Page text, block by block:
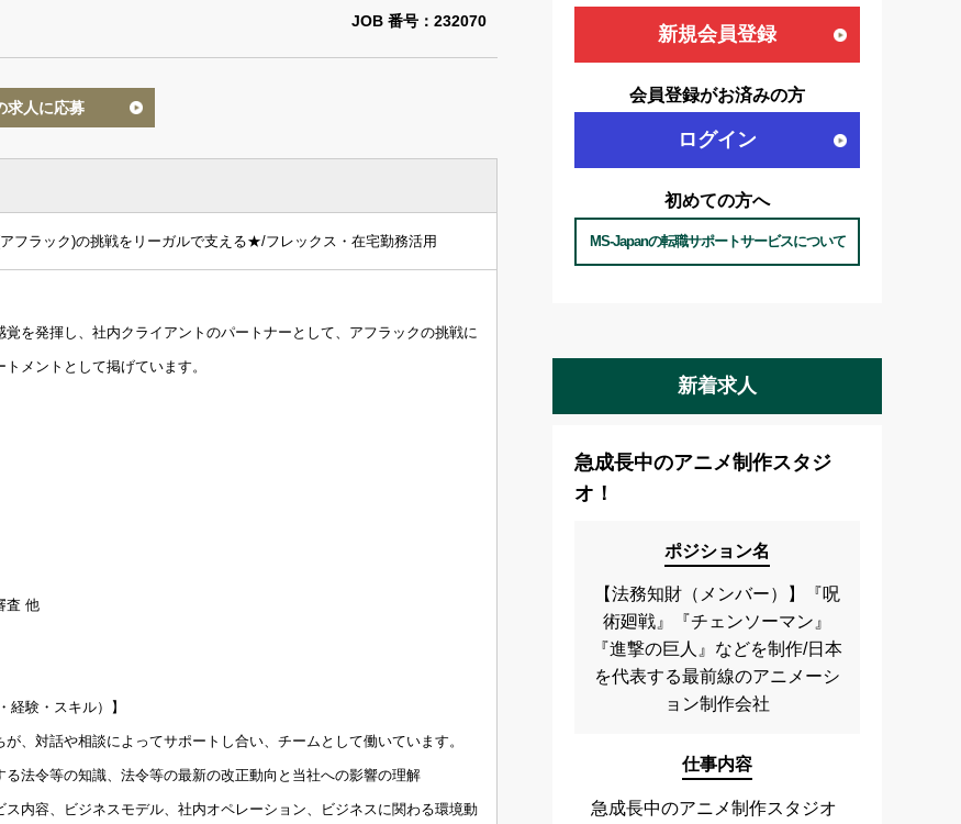
JOB 番号：232070
求人に応募
フラック)の挑戦をリーガルで支える★/フレックス・在宅勤務活用
を発揮し、社内クライアントのパートナーとして、アフラックの挑戦に
メントとして掲げています。
査 他
経験・スキル）】
、対話や相談によってサポートし合い、チームとして働いています。
る法令等の知識、法令等の最新の改正動向と当社への影響の理解
ス内容、ビジネスモデル、社内オペレーション、ビジネスに関わる環境動
新規会員登録
会員登録がお済みの方
ログイン
初めての方へ
MS-Japanの転職サポートサービスについて
新着求人
急成長中のアニメ制作スタジ
オ！
ポジション名
【法務知財（メンバー）】『呪
術廻戦』『チェンソーマン』
『進撃の巨人』などを制作/日本
を代表する最前線のアニメーシ
ョン制作会社
仕事内容
急成長中のアニメ制作スタジオ